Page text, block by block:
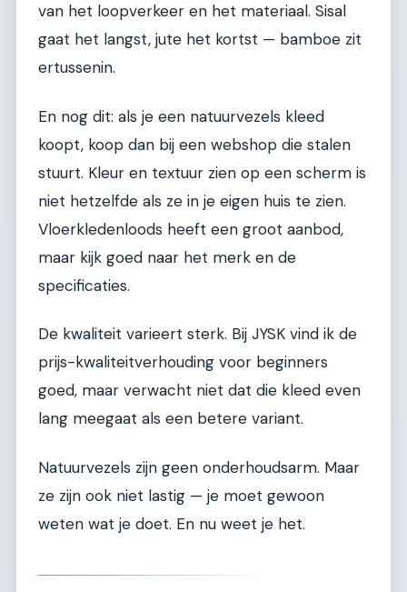
van het loopverkeer en het materiaal. Sisal
gaat het langst, jute het kortst — bamboe zit
ertussenin.
En nog dit: als je een natuurvezels kleed
koopt, koop dan bij een webshop die stalen
stuurt. Kleur en textuur zien op een scherm is
niet hetzelfde als ze in je eigen huis te zien.
Vloerkledenloods heeft een groot aanbod,
maar kijk goed naar het merk en de
specificaties.
De kwaliteit varieert sterk. Bij JYSK vind ik de
prijs-kwaliteitverhouding voor beginners
goed, maar verwacht niet dat die kleed even
lang meegaat als een betere variant.
Natuurvezels zijn geen onderhoudsarm. Maar
ze zijn ook niet lastig — je moet gewoon
weten wat je doet. En nu weet je het.